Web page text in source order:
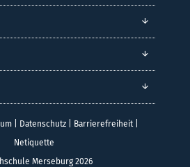
| Datenschutz| Barrierefreiheit|
Netiquette
Merseburg 2026